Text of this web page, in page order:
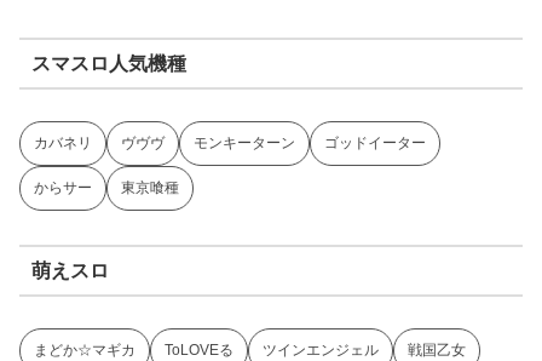
スマスロ人気機種
カバネリ ヴヴヴ モンキーターン ゴッドイーター
からサー 東京喰種
萌えスロ
まどか☆マギカ ToLOVEる ツインエンジェル 戦国乙女